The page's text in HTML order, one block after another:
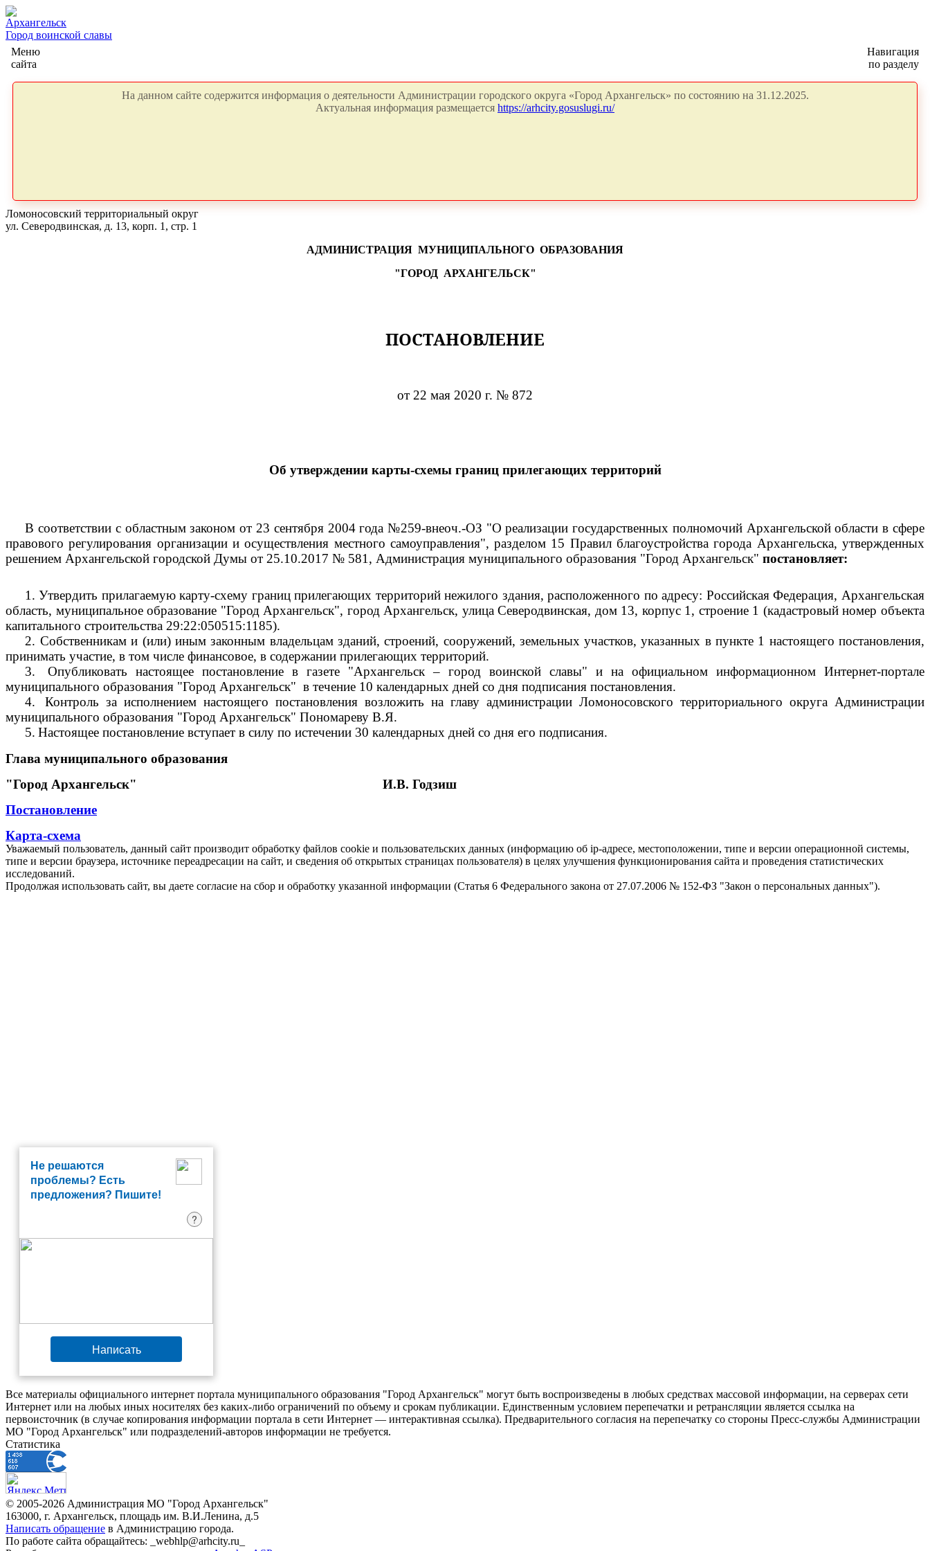
Архангельск
Город воинской славы
Меню
сайта
Навигация
по разделу
На данном сайте содержится информация о деятельности Администрации городского округа «Город Архангельск» по состоянию на 31.12.2025.
Актуальная информация размещается https://arhcity.gosuslugi.ru/
Ломоносовский территориальный округ
ул. Северодвинская, д. 13, корп. 1, стр. 1
АДМИНИСТРАЦИЯ МУНИЦИПАЛЬНОГО ОБРАЗОВАНИЯ
"ГОРОД АРХАНГЕЛЬСК"
ПОСТАНОВЛЕНИЕ
от 22 мая 2020 г. № 872
Об утверждении карты-схемы границ прилегающих территорий
В соответствии с областным законом от 23 сентября 2004 года №259-внеоч.-ОЗ "О реализации государственных полномочий Архангельской области в сфере
правового регулирования организации и осуществления местного самоуправления", разделом 15 Правил благоустройства города Архангельска, утвержденных
решением Архангельской городской Думы от 25.10.2017 № 581, Администрация муниципального образования "Город Архангельск" постановляет:
1. Утвердить прилагаемую карту-схему границ прилегающих территорий нежилого здания, расположенного по адресу: Российская Федерация, Архангельская
область, муниципальное образование "Город Архангельск", город Архангельск, улица Северодвинская, дом 13, корпус 1, строение 1 (кадастровый номер объекта
капитального строительства 29:22:050515:1185).
2. Собственникам и (или) иным законным владельцам зданий, строений, сооружений, земельных участков, указанных в пункте 1 настоящего постановления,
принимать участие, в том числе финансовое, в содержании прилегающих территорий.
3.
Опубликовать настоящее постановление в газете "Архангельск – город воинской славы" и на официальном информационном Интернет-портале
муниципального образования "Город Архангельск" в течение 10 календарных дней со дня подписания постановления.
4.
Контроль за исполнением настоящего постановления возложить на главу администрации Ломоносовского территориального округа Администрации
муниципального образования "Город Архангельск" Пономареву В.Я.
5. Настоящее постановление вступает в силу по истечении 30 календарных дней со дня его подписания.
Глава муниципального образования
"Город Архангельск"
И.В. Годзиш
Постановление
Карта-схема
Уважаемый пользователь, данный сайт производит обработку файлов cookie и пользовательских данных (информацию об ip-адресе, местоположении, типе и версии операционной системы,
типе и версии браузера, источнике переадресации на сайт, и сведения об открытых страницах пользователя) в целях улучшения функционирования сайта и проведения статистических
исследований.
Продолжая использовать сайт, вы даете согласие на сбор и обработку указанной информации (Статья 6 Федерального закона от 27.07.2006 № 152-ФЗ "Закон о персональных данных").
Не решаются
проблемы? Есть
предложения? Пишите!
?
Написать
Все материалы официального интернет портала муниципального образования "Город Архангельск" могут быть воспроизведены в любых средствах массовой информации, на серверах сети
Интернет или на любых иных носителях без каких-либо ограничений по объему и срокам публикации. Единственным условием перепечатки и ретрансляции является ссылка на
первоисточник (в случае копирования информации портала в сети Интернет — интерактивная ссылка). Предварительного согласия на перепечатку со стороны Пресс-службы Администрации
МО "Город Архангельск" или подразделений-авторов информации не требуется.
Статистика
© 2005-2026 Администрация МО "Город Архангельск"
163000, г. Архангельск, площадь им. В.И.Ленина, д.5
Написать обращение в Администрацию города.
По работе сайта обращайтесь: _webhlp@arhcity.ru_